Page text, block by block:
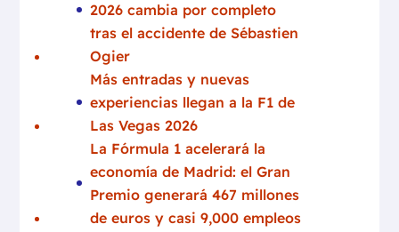
2026 cambia por completo
tras el accidente de Sébastien
Ogier
Más entradas y nuevas
experiencias llegan a la F1 de
Las Vegas 2026
La Fórmula 1 acelerará la
economía de Madrid: el Gran
Premio generará 467 millones
de euros y casi 9,000 empleos